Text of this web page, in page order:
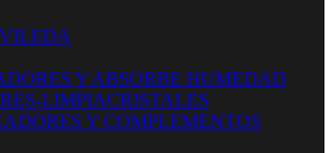
Y ABSORBE HUMEDAD
LIMPIACRISTALES
Y COMPLEMENTOS